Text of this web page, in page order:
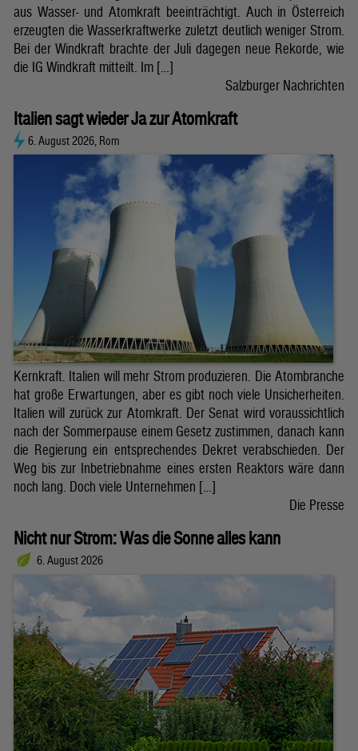
aus Wasser- und Atomkraft beeinträchtigt. Auch in Österreich
erzeugten die Wasserkraftwerke zuletzt deutlich weniger Strom.
Bei der Windkraft brachte der Juli dagegen neue Rekorde, wie
die IG Windkraft mitteilt. Im […]
Salzburger Nachrichten
Italien sagt wieder Ja zur Atomkraft
6. August 2026, Rom
Kernkraft. Italien will mehr Strom produzieren. Die Atombranche
hat große Erwartungen, aber es gibt noch viele Unsicherheiten.
Italien will zurück zur Atomkraft. Der Senat wird voraussichtlich
nach der Sommerpause einem Gesetz zustimmen, danach kann
die Regierung ein entsprechendes Dekret verabschieden. Der
Weg bis zur Inbetriebnahme eines ersten Reaktors wäre dann
noch lang. Doch viele Unternehmen […]
Die Presse
Nicht nur Strom: Was die Sonne alles kann
6. August 2026